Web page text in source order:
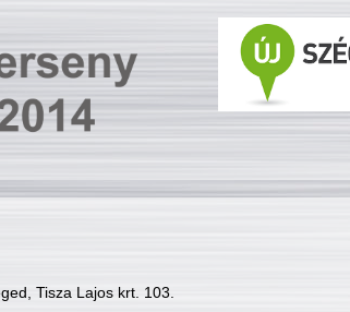
Tisza Lajos krt. 103.